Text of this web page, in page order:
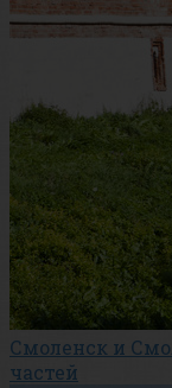
Смоленск и
частей